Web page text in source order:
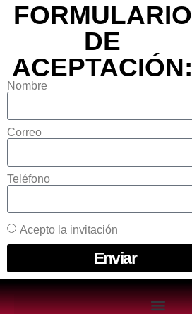
FORMULARIO
DE
ACEPTACIÓN:
Nombre
Correo
Teléfono
Acepto la invitación
Enviar